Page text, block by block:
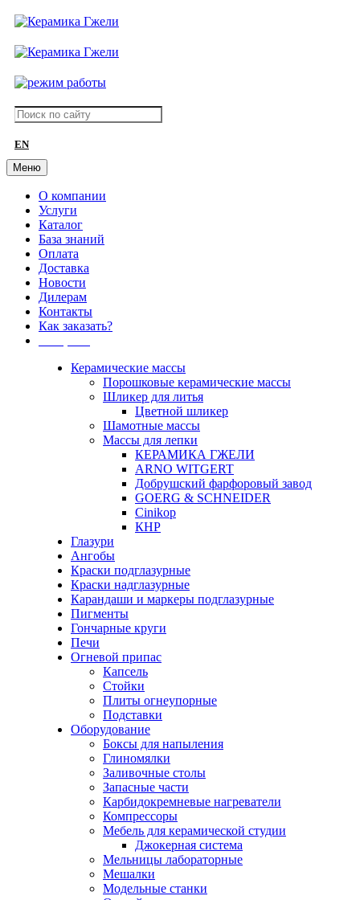
EN
Меню
О компании
Услуги
Каталог
База знаний
Оплата
Доставка
Новости
Дилерам
Контакты
Как заказать?
Керамические массы
Порошковые керамические массы
Шликер для литья
Цветной шликер
Шамотные массы
Массы для лепки
КЕРАМИКА ГЖЕЛИ
ARNO WITGERT
Добрушский фарфоровый завод
GOERG & SCHNEIDER
Cinikop
КНР
Глазури
Ангобы
Краски подглазурные
Краски надглазурные
Карандаши и маркеры подглазурные
Пигменты
Гончарные круги
Печи
Огневой припас
Капсель
Стойки
Плиты огнеупорные
Подставки
Оборудование
Боксы для напыления
Глиномялки
Заливочные столы
Запасные части
Карбидокремневые нагреватели
Компрессоры
Мебель для керамической студии
Джокерная система
Мельницы лабораторные
Мешалки
Модельные станки